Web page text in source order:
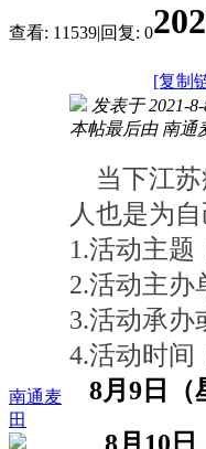
查看: 11539|回复: 0
[复制
南通麦
田
发表于 2021-
本帖最后由 南通
当下江苏
人也是为自
1.活动主题
2.活动主办
3.活动承办
4.活动时间
8月9日（